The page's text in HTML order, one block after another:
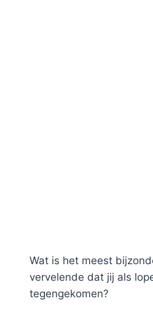
Wat is het meest
vervelende dat jij als
tegengekomen?